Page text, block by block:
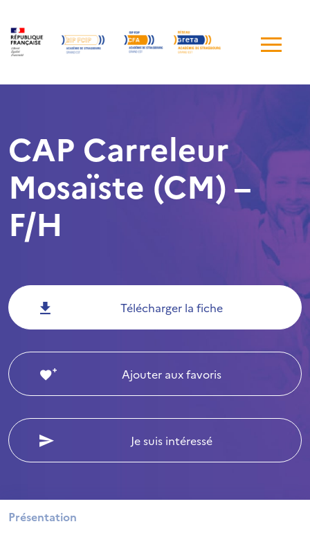
de
CAP Carreleur
Mosaïste (CM) –
F/H
Télécharger la fiche
Ajouter aux favoris
Je suis intéressé
Présentation